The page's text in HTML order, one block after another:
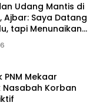
Udang Mantis di
Ajbar: Saya Datang
tapi Menunaikan
PNM Mekaar
Nasabah Korban